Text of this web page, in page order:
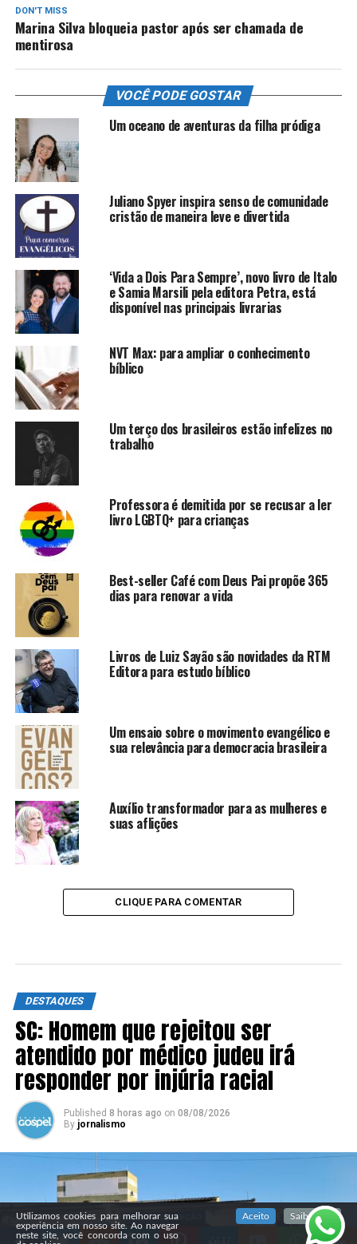
SIGA NOSSAS REDES SOCIAIS
DON'T MISS
Marina Silva bloqueia pastor após ser chamada de
mentirosa
VOCÊ PODE GOSTAR
Um oceano de aventuras da filha pródiga
Juliano Spyer inspira senso de comunidade
cristão de maneira leve e divertida
‘Vida a Dois Para Sempre’, novo livro de Italo
e Samia Marsili pela editora Petra, está
disponível nas principais livrarias
NVT Max: para ampliar o conhecimento
bíblico
Um terço dos brasileiros estão infelizes no
trabalho
Professora é demitida por se recusar a ler
livro LGBTQ+ para crianças
Best-seller Café com Deus Pai propõe 365
dias para renovar a vida
Livros de Luiz Sayão são novidades da RTM
Editora para estudo bíblico
Um ensaio sobre o movimento evangélico e
sua relevância para democracia brasileira
Auxílio transformador para as mulheres e
suas aflições
CLIQUE PARA COMENTAR
DESTAQUES
SC: Homem que rejeitou ser
atendido por médico judeu irá
responder por injúria racial
Published 8 horas ago on 08/08/2026
By jornalismo
Utilizamos cookies para melhorar sua
experiência em nosso site. Ao navegar
neste site, você concorda com o uso
Aceito Saiba mais